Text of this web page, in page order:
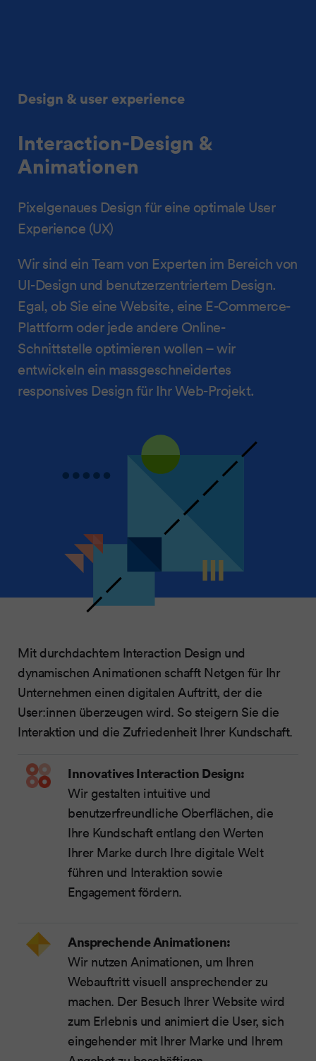
Design & user experience
Interaction-Design &
Animationen
Pixelgenaues Design für eine optimale User
Experience (UX)
Wir sind ein Team von Experten im Bereich von
UI-Design und benutzerzentriertem Design.
Egal, ob Sie eine Website, eine E-Commerce-
Plattform oder jede andere Online-
Schnittstelle optimieren wollen – wir
entwickeln ein massgeschneidertes
responsives Design für Ihr Web-Projekt.
Mit durchdachtem Interaction Design und
dynamischen Animationen schafft Netgen für Ihr
Unternehmen einen digitalen Auftritt, der die
User:innen überzeugen wird. So steigern Sie die
Interaktion und die Zufriedenheit Ihrer Kundschaft.
Innovatives Interaction Design:
Wir gestalten intuitive und
benutzerfreundliche Oberflächen, die
Ihre Kundschaft entlang den Werten
Ihrer Marke durch Ihre digitale Welt
führen und Interaktion sowie
Engagement fördern.
Ansprechende Animationen:
Wir nutzen Animationen, um Ihren
Webauftritt visuell ansprechender zu
machen. Der Besuch Ihrer Website wird
zum Erlebnis und animiert die User, sich
eingehender mit Ihrer Marke und Ihrem